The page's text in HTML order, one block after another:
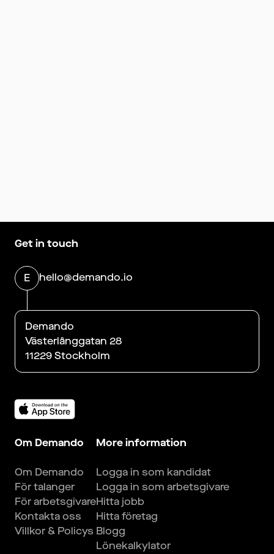
Get in touch
E hello@demando.io
Demando
Västerlånggatan 28
11229 Stockholm
Om Demando
Om Demando
För talanger
För arbetsgivare
Kontakta oss
Villkor & Policys
More information
Logga in som kandidat
Logga in som arbetsgivare
Hitta jobb
Hitta företag
Blogg
Lönekalkylator